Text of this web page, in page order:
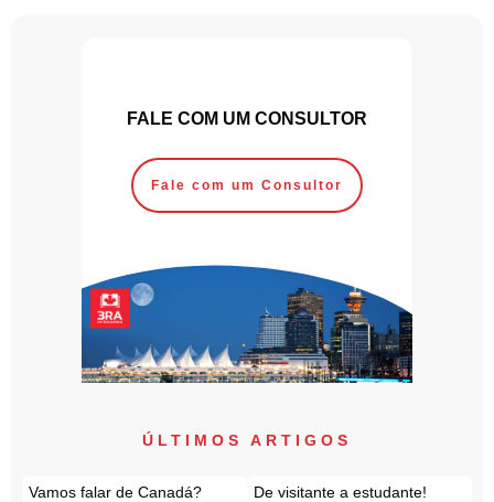
FALE COM UM CONSULTOR
Fale com um Consultor
ÚLTIMOS ARTIGOS
Vamos falar de Canadá?
De visitante a estudante!